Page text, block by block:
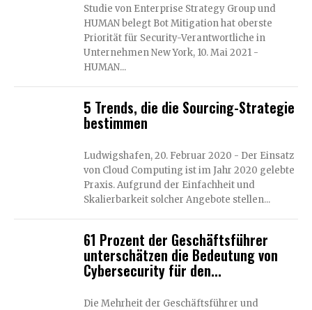
Studie von Enterprise Strategy Group und
HUMAN belegt Bot Mitigation hat oberste
Priorität für Security-Verantwortliche in
Unternehmen New York, 10. Mai 2021 -
HUMAN...
5 Trends, die die Sourcing-Strategie
bestimmen
Ludwigshafen, 20. Februar 2020 - Der Einsatz
von Cloud Computing ist im Jahr 2020 gelebte
Praxis. Aufgrund der Einfachheit und
Skalierbarkeit solcher Angebote stellen...
61 Prozent der Geschäftsführer
unterschätzen die Bedeutung von
Cybersecurity für den...
Die Mehrheit der Geschäftsführer und